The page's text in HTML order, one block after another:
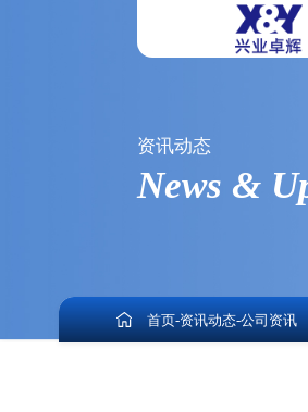
资讯动态
News &
首页-资讯动态-公司资讯